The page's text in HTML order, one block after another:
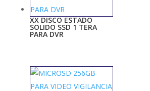
XX DISCO ESTADO
SOLIDO SSD 1 TERA
PARA DVR